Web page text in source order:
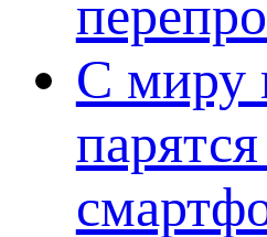
С миру